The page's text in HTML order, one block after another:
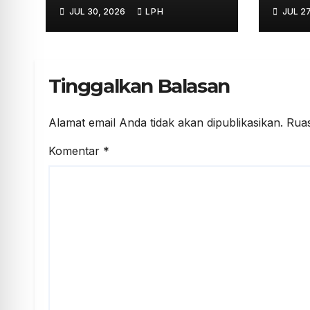
Mahasiswa
Anestesiologi UHB
JUL 30, 2026 LPH JUL
Tinggalkan Balasan
Alamat email Anda tidak akan dipublikasikan.
Komentar *